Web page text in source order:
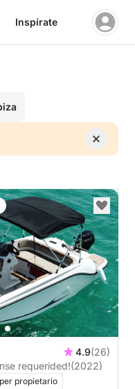
Inspírate
4.9(26)
requerided!(2022)
propietario